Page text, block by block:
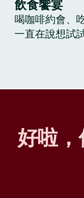
飲食饗宴
喝咖啡約會、
一直在說想試
好啦